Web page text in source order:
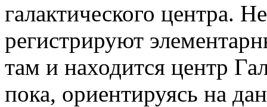
галактического центра.
регистрируют
там и находится центр
пока, ориентируясь на